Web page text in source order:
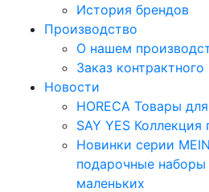
История брендов
Производство
О нашем
Заказ
Новости
HORECA Товары
SAY YES
Новинки серии
подарочные
маленьких